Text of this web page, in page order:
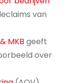
van
MKB geeft
over